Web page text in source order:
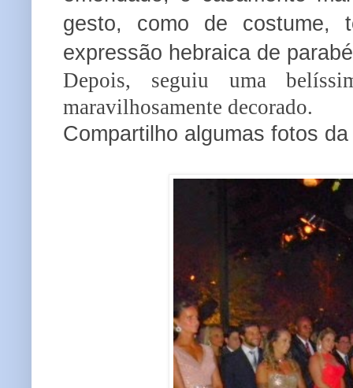
gesto, como de costume,
expressão hebraica de
Depois, seguiu uma
maravilhosamente decorado.
Compartilho algumas fotos